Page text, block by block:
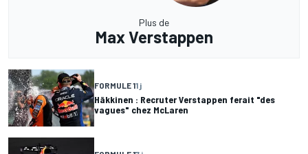
Plus de
Max Verstappen
FORMULE 11 j
Häkkinen : Recruter Verstappen ferait "des
vagues" chez McLaren